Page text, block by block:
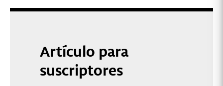
Artículo para
suscriptores